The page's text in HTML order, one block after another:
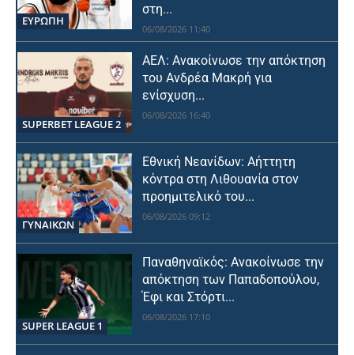
ΕΥΡΩΠΗ
στη...
06/08/2026 11:40
SUPERBET LEAGUE 2
ΑΕΛ: Ανακοίνωσε την απόκτηση
του Ανδρέα Μακρή για
ενίσχυση...
06/08/2026 16:40
ΓΥΝΑΙΚΩΝ
Εθνική Νεανίδων: Αήττητη
κόντρα στη Λιθουανία στον
προημιτελικό του...
06/08/2026 09:12
SUPER LEAGUE 1
Παναθηναϊκός: Ανακοίνωσε την
απόκτηση των Παπαδοπούλου,
Έφι και Στόρτι...
06/08/2026 17:10